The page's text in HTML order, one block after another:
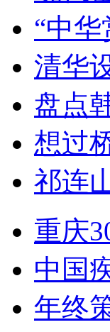
“中
清华
盘点
想过
祁连
重庆
中国
年终